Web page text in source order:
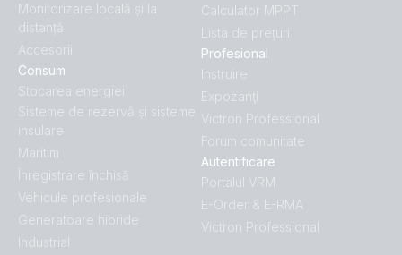
Monitorizare locală și la
distanță
Accesorii
Consum
Stocarea energiei
Sisteme de rezervă și sisteme
insulare
Maritim
Înregistrare închisă
Vehicule profesionale
Generatoare hibride
Industrial
Calculator MPPT
Lista de prețuri
Profesional
Instruire
Expozanţi
Victron Professional
Forum comunitate
Autentificare
Portalul VRM
E-Order & E-RMA
Victron Professional